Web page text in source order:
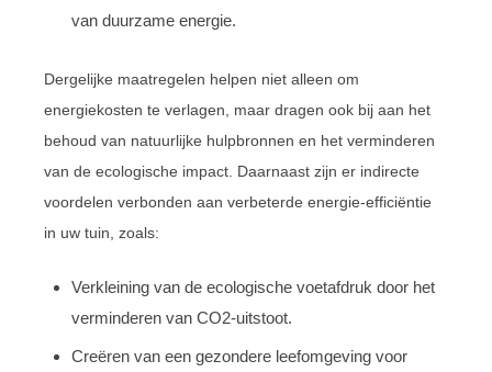
van duurzame energie.
Dergelijke maatregelen helpen niet alleen om
energiekosten te verlagen, maar dragen ook bij aan het
behoud van natuurlijke hulpbronnen en het verminderen
van de ecologische impact. Daarnaast zijn er indirecte
voordelen verbonden aan verbeterde energie-efficiëntie
in uw tuin, zoals:
Verkleining van de ecologische voetafdruk door het
verminderen van CO2-uitstoot.
Creëren van een gezondere leefomgeving voor